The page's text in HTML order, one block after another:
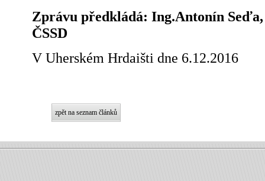
Zprávu předkládá: Ing.Antonín
ČSSD
V Uherském Hrdaišti dne 6.12.2016
zpět na seznam článků